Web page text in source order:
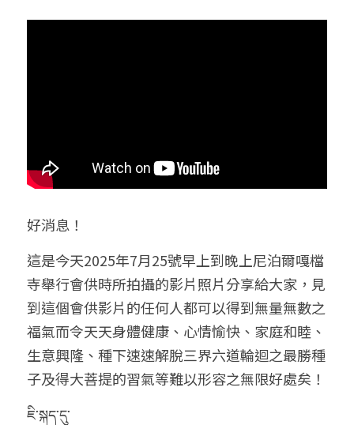
好消息！
這是今天2025年7月25號早上到晚上尼泊爾嘎檔
寺舉行會供時所拍攝的影片照片分享給大家，見
到這個會供影片的任何人都可以得到無量無數之
福氣而令天天身體健康、心情愉快、家庭和睦、
生意興隆、種下速速解脫三界六道輪迴之最勝種
子及得大菩提的習氣等難以形容之無限好處矣！
ཇི་སྐད་དུ་